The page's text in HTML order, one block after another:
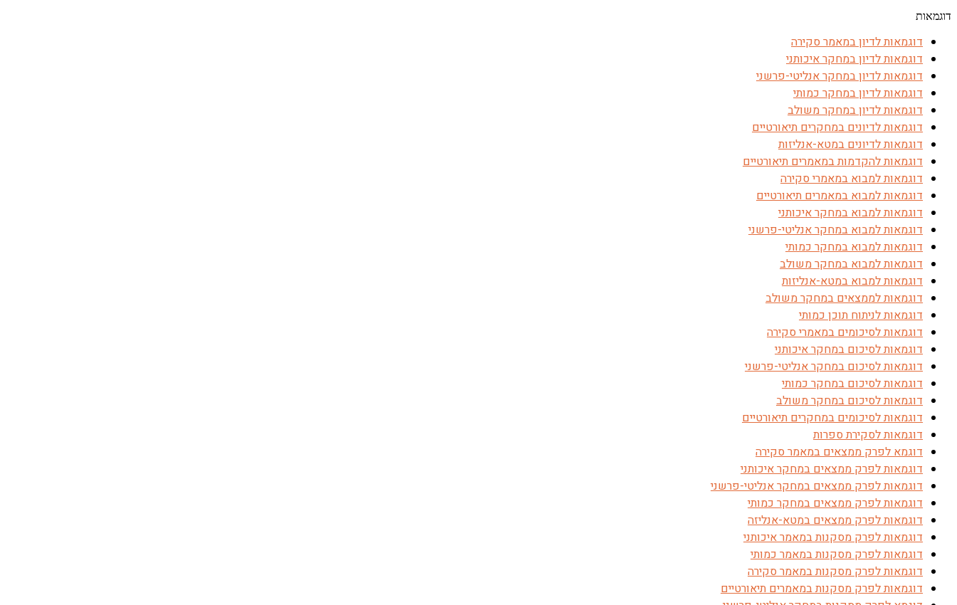
דוגמאות
דוגמאות לדיון במאמר סקירה
דוגמאות לדיון במחקר איכותני
דוגמאות לדיון במחקר אנליטי-פרשני
דוגמאות לדיון במחקר כמותי
דוגמאות לדיון במחקר משולב
דוגמאות לדיונים במחקרים תיאורטיים
דוגמאות לדיונים במטא-אנליזות
דוגמאות להקדמות במאמרים תיאורטיים
דוגמאות למבוא במאמרי סקירה
דוגמאות למבוא במאמרים תיאורטיים
דוגמאות למבוא במחקר איכותני
דוגמאות למבוא במחקר אנליטי-פרשני
דוגמאות למבוא במחקר כמותי
דוגמאות למבוא במחקר משולב
דוגמאות למבוא במטא-אנליזות
דוגמאות לממצאים במחקר משולב
דוגמאות לניתוח תוכן כמותי
דוגמאות לסיכומים במאמרי סקירה
דוגמאות לסיכום במחקר איכותני
דוגמאות לסיכום במחקר אנליטי-פרשני
דוגמאות לסיכום במחקר כמותי
דוגמאות לסיכום במחקר משולב
דוגמאות לסיכומים במחקרים תיאורטיים
דוגמאות לסקירת ספרות
דוגמא לפרק ממצאים במאמר סקירה
דוגמאות לפרק ממצאים במחקר איכותני
דוגמאות לפרק ממצאים במחקר אנליטי-פרשני
דוגמאות לפרק ממצאים במחקר כמותי
דוגמאות לפרק ממצאים במטא-אנליזה
דוגמאות לפרק מסקנות במאמר איכותני
דוגמאות לפרק מסקנות במאמר כמותי
דוגמאות לפרק מסקנות במאמר סקירה
דוגמאות לפרק מסקנות במאמרים תיאורטיים